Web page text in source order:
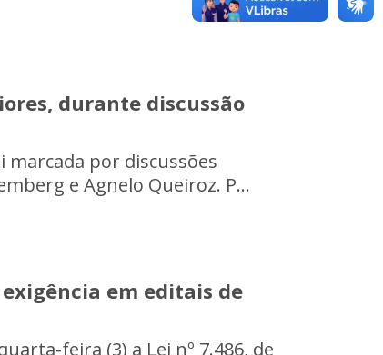
durante discussão
marcada por discussões
e Agnelo Queiroz. P...
em editais de
feira (3) a Lei nº 7.486, de